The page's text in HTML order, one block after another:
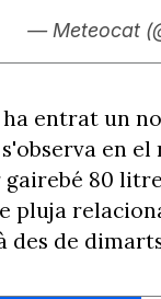
— Meteocat
entrat un
en el
80
pluja
des de